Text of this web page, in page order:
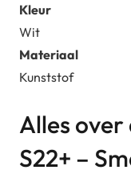
Kleur
Wit
Materiaal
Kunststof
Alles over
S22+ –